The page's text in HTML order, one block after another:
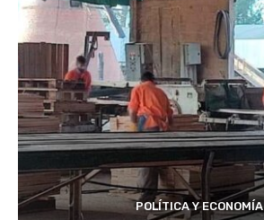
POLÍTICA Y ECONOMÍA